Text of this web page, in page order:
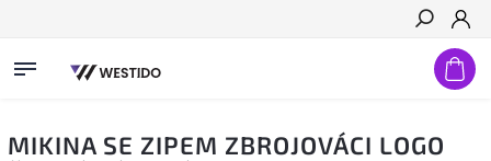
Hledat
MIKINA SE ZIPEM ZBROJOVÁCI LOGO